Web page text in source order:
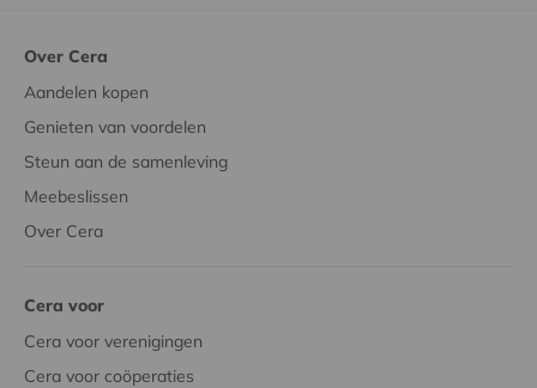
Over Cera
Aandelen kopen
Genieten van voordelen
Steun aan de samenleving
Meebeslissen
Over Cera
Cera voor
Cera voor verenigingen
Cera voor coöperaties